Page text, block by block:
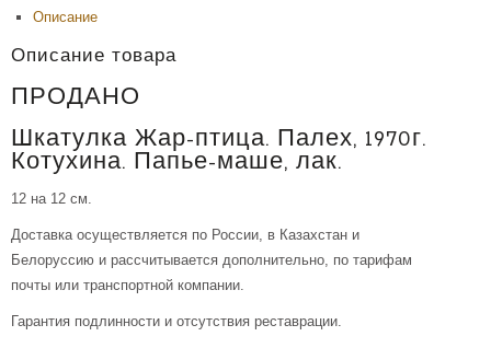
Описание
Описание товара
ПРОДАНО
Шкатулка Жар-птица. Палех, 1970г.
Котухина. Папье-маше, лак.
12 на 12 см.
Доставка осуществляется по России, в Казахстан и
Белоруссию и рассчитывается дополнительно, по тарифам
почты или транспортной компании.
Гарантия подлинности и отсутствия реставрации.